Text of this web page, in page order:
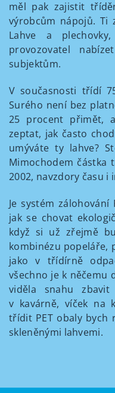
měl pak zajistit
výrobcům nápojů. Ti
Lahve a
provozovatel
subjektům.
V současnosti třídí
Surého není bez
25 procent přimět,
zeptat, jak často
umýváte ty lahve?
Mimochodem
2002, navzdory času i
Je systém zálohování
jak se chovat
když si už zřejmě
kombinézu popeláře,
jako v třídírně
všechno je k něčemu
viděla snahu
v kavárně, víček na
třídit PET obaly bych
skleněnými lahvemi.